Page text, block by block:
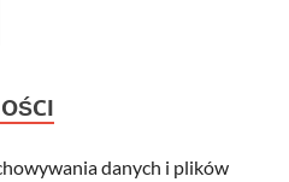
danych i plików